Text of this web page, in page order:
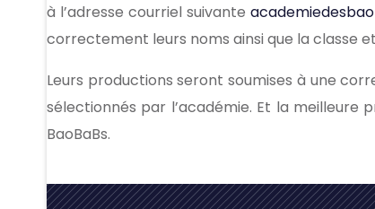
à l’adresse courriel suivante
correctement leurs noms ainsi que la classe
Leurs productions seront soumises à une
sélectionnés par l’académie. Et la
BaoBaBs.